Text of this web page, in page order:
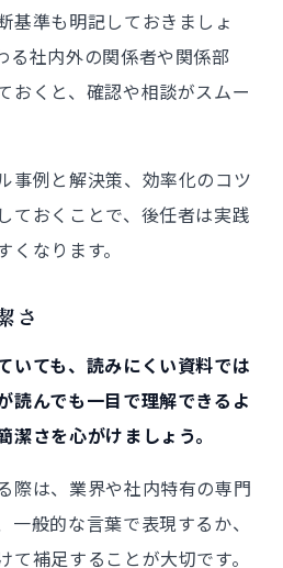
基準も明記しておきましょ
る社内外の関係者や関係部
おくと、確認や相談がスムー
事例と解決策、効率化のコツ
ておくことで、後任者は実践
なります。
さ
いても、読みにくい資料では
読んでも一目で理解できるよ
さを心がけましょう。
際は、業界や社内特有の専門
般的な言葉で表現するか、
補足することが大切です。